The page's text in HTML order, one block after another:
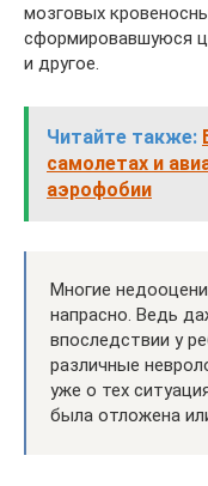
мозговых
сформировавшуюся
и другое.
Читайте также:
самолетах и
аэрофобии
Многие
напрасно. Ведь
впоследствии у
различные
уже о тех
была отложена